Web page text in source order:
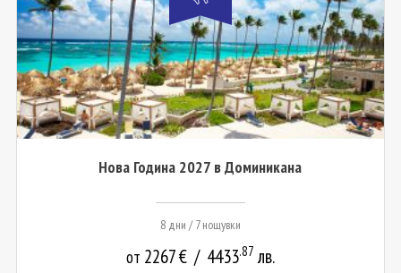
Нова Година 2027 в Доминикана
8 дни / 7 нощувки
от 2267€ / 4433.87 лв.